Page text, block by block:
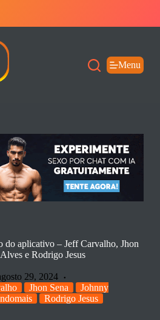
Menu
aplicativo – Jeff Carvalho, Jhon
e Rodrigo Jesus
29, 2024
Jhon Sena
Johnny
Rodrigo Jesus